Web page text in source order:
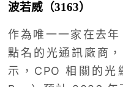
波若威（3163）
作為唯一一家在去
點名的光通訊廠商
示，CPO 相關的